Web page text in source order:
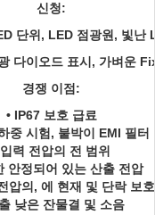
신청:
단위, LED 점광원, 빛난
다이오드 표시, 가벼운
경쟁 이점:
• IP67 보호 급료
중 시험, 붙박이 EMI 필터
력 전압의 전 범위
안정되어 있는 산출 전압
압의, 에 현재 및 단락 보호
낮은 잔물결 및 소음